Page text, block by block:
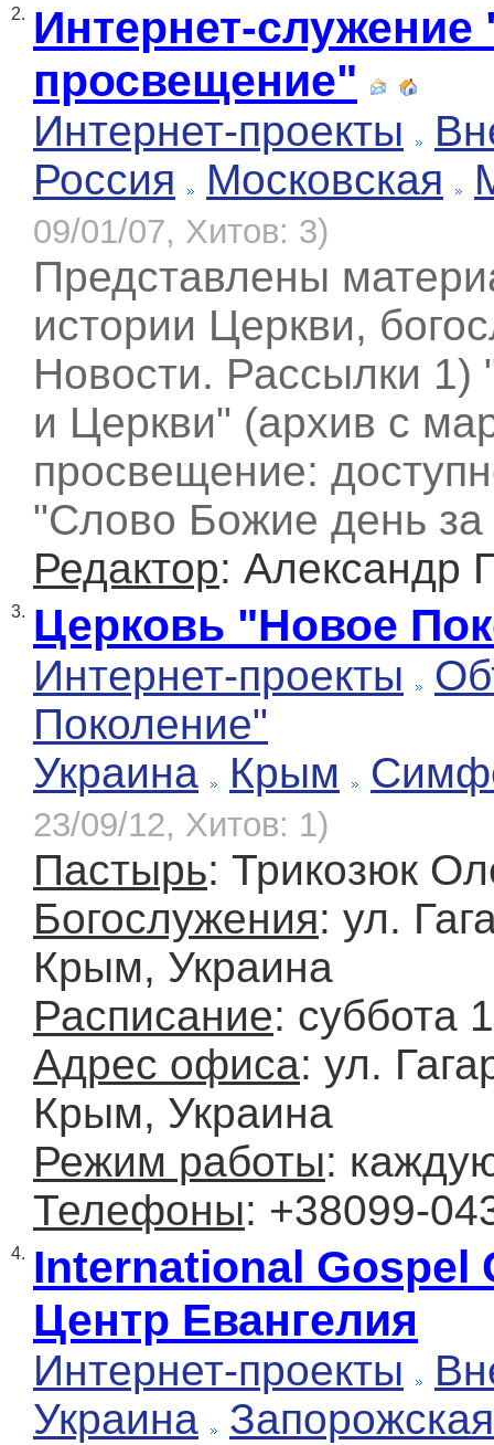
2. Интернет-служение
просвещение"
Интернет-проекты
Россия
Московская
09/01/07, Хитов: 3)
Представлены
истории Церкви,
Новости. Рассылки 1)
и Церкви" (архив с
просвещение:
"Слово Божие день
Редактор: Александр
3. Церковь "Новое
Интернет-проекты
Поколение"
Украина
Крым
23/09/12, Хитов: 1)
Пастырь: Трикозюк
Богослужения: ул.
Крым, Украина
Расписание: суббота
Адрес офиса: ул.
Крым, Украина
Режим работы:
Телефоны: +38099-
4. International
Центр Евангелия
Интернет-проекты
Украина
Запорожская